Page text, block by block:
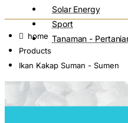
Solar Energy
Sport
Tanaman -
home
Products
Ikan Kakap Suman - Sumen